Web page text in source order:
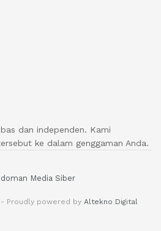
dan independen. Kami
ke dalam genggaman Anda.
Media Siber
- Proudly powered by Altekno Digital